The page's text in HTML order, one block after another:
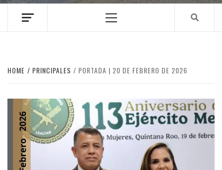
Menu
HOME PRINCIPALES PORTADA | 20 DE FEBRERO DE 2026